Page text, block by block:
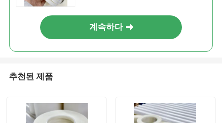
계속하다
추천된 제품